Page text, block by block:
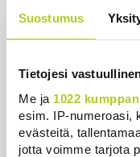
Suostumus
Tietojesi
Me ja 1022
esim. IP-numeroasi,
evästeitä,
jotta voimme tarjota
Kansaa johdettiin
Uutiset